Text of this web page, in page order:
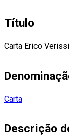
Título
Carta Erico
Carta
Descrição